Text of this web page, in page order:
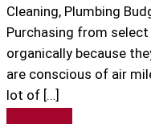
Cleaning, Plumbing
Purchasing from
organically because
are conscious of air
lot of […]